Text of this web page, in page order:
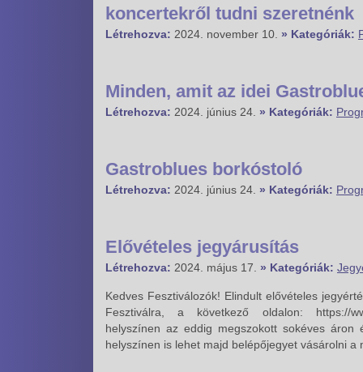
koncertekről tudni szeretnénk
Létrehozva: 2024. november 10. » Kategóriák:
Minden, amit az idei
Létrehozva: 2024. június 24. » Kategóriák:
Gastroblues borkóstoló
Létrehozva: 2024. június 24. » Kategóriák:
Elővételes jegyárusítás
Létrehozva: 2024. május 17. » Kategóriák:
Kedves Fesztiválozók! Elindult elővételes
Fesztiválra, a következő oldalon: https://
helyszínen az eddig megszokott sokéves
helyszínen is lehet majd belépőjegyet vásárolni